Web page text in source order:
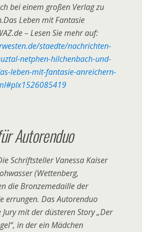
bei einem großen Verlag zu
Leben mit Fantasie
– Lesen Sie mehr auf:
staedte/nachrichten-
netphen-hilchenbach-und-
leben-mit-fantasie-anreichern-
Autorenduo
Schriftsteller Vanessa Kaiser
(Wettenberg,
die Bronzemedaille der
errungen. Das Autorenduo
mit der düsteren Story „Der
in der ein Mädchen